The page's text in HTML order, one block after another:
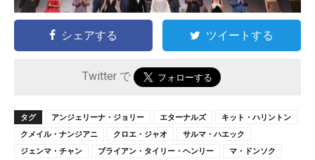
シェアする ツイートする
Twitter で
タグ アンジェリーナ・ジョリー エターナルズ
キット・ハリントン
クメイル・ナンジアニ
クロエ・ジャオ
サルマ・ハエック
ジェンマ・チャン
ブライアン・タイリー・ヘンリー
マ・ドンソク